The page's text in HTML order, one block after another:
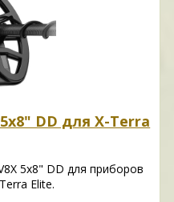
DD для X-Terra
5x8" DD для приборов
Elite.